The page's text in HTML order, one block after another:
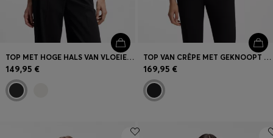
TOP MET HOGE HALS VAN VLOEIEND SATIJN
149,95 €
TOP VAN CRÊPE MET GEKNOOPT DETAIL
169,95 €